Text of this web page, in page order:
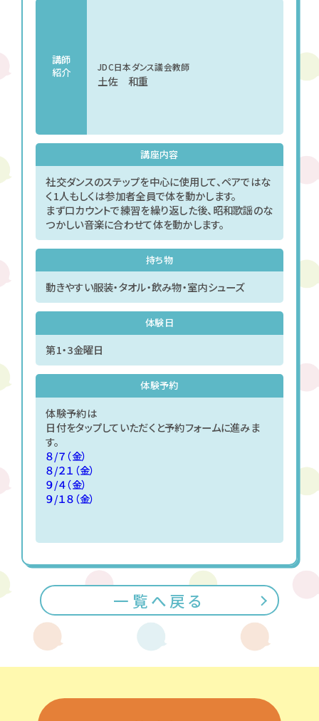
講師
紹介
JDC日本ダンス議会教師
土佐 和重
講座内容
社交ダンスのステップを中心に使用して、ペアではな
く1人もしくは参加者全員で体を動かします。
まず口カウントで練習を繰り返した後、昭和歌謡のな
つかしい音楽に合わせて体を動かします。
持ち物
動きやすい服装・タオル・飲み物・室内シューズ
体験日
第1・3金曜日
体験予約
体験予約は
日付をタップしていただくと予約フォームに進みま
す。
８/７（金）
８/２１（金）
９/４（金）
９/１８（金）
一覧へ戻る